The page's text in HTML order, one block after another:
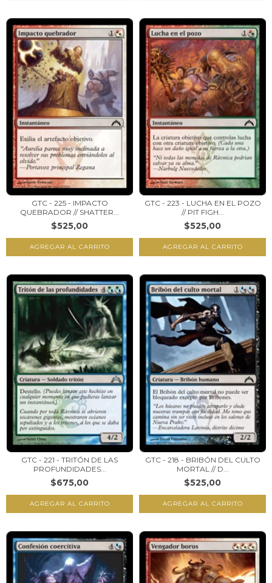
GTC - 225 - IMPACTO
QUEBRADOR // SHATTER...
$525,00
GTC - 223 - LUCHA EN EL POZO
// PIT FIGH...
$525,00
GTC - 221 - TRITÓN DE LAS
PROFUNDIDADES...
$675,00
GTC - 218 - BRIBÓN DEL CULTO
MORTAL // D...
$525,00